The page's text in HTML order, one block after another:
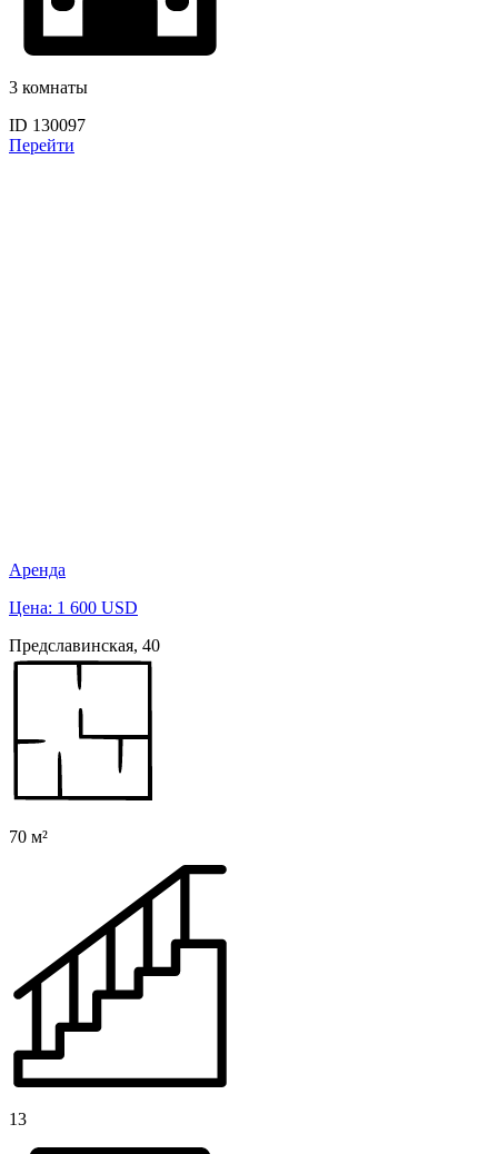
3 комнаты
ID 130097
Перейти
Аренда
Цена: 1 600 USD
Предславинская, 40
70 м²
13